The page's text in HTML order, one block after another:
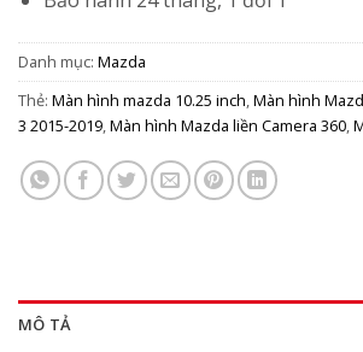
Danh mục: Mazda
Thẻ: Màn hình mazda 10.25 inch,Màn hình
3 2015-2019,Màn hình Mazda liền Camera 360,
MÔ TẢ